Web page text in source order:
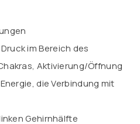
im Bereich des
Aktivierung/Öffnung
die Verbindung mit
Gehirnhälfte